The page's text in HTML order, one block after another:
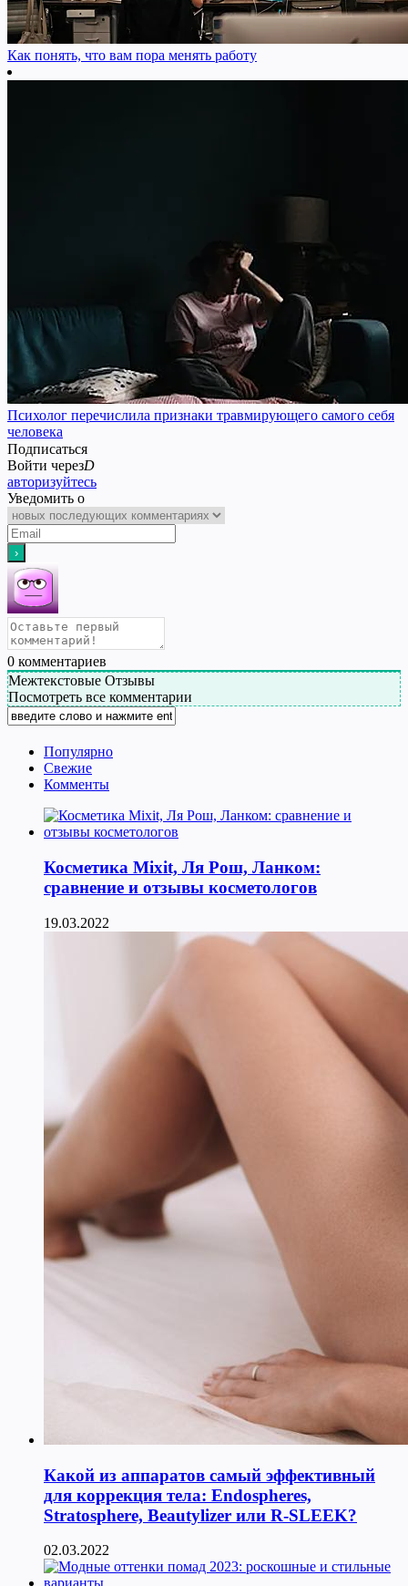
Как понять, что вам пора менять работу
Психолог перечислила признаки травмирующего самого себя
человека
Подписаться
Войти черезD
авторизуйтесь
Уведомить о
0 комментариев
Межтекстовые Отзывы
Посмотреть все комментарии
Популярно
Свежие
Комменты
Косметика Мixit, Ля Рош, Ланком:
сравнение и отзывы косметологов
19.03.2022
Какой из аппаратов самый эффективный
для коррекция тела: Endospheres,
Stratosphere, Beautylizer или R-SLEEK?
02.03.2022